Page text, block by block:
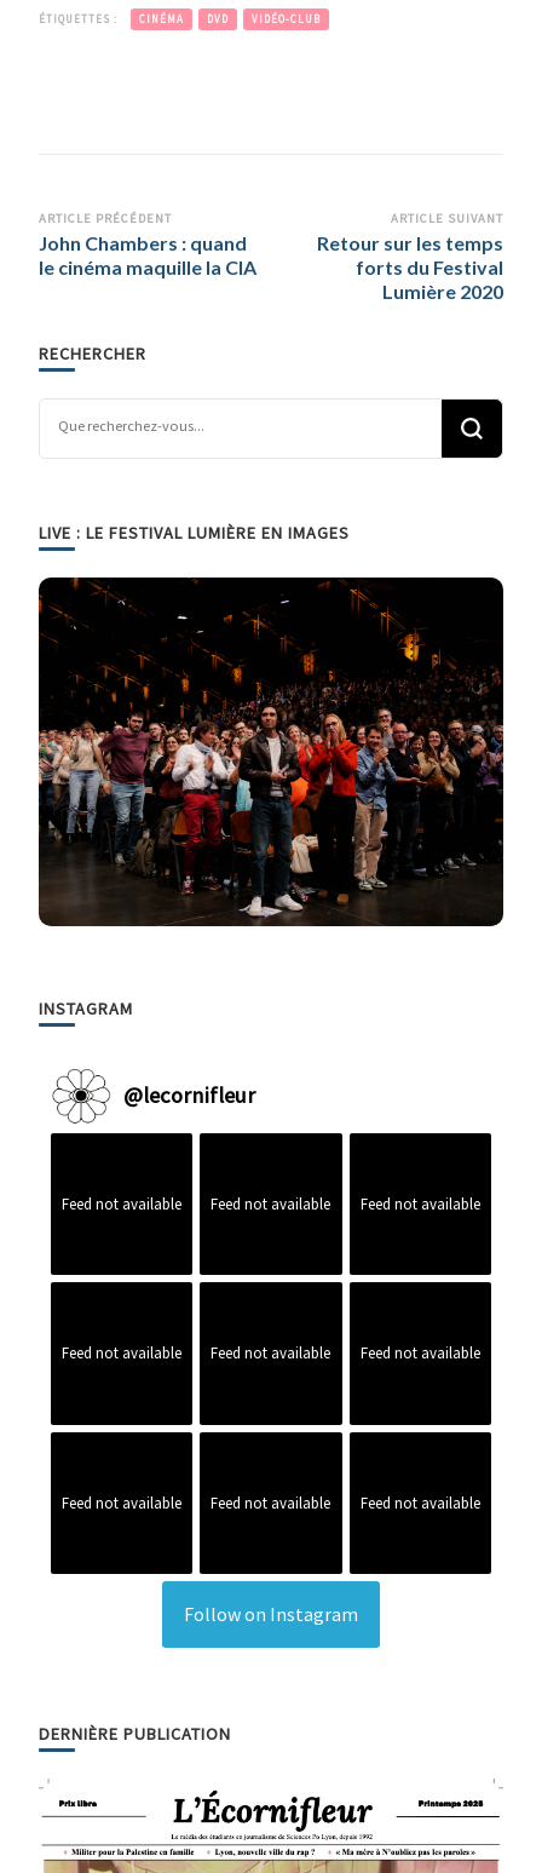
ÉTIQUETTES : CINÉMA DVD VIDÉO-CLUB
Navigation
d’article
ARTICLE PRÉCÉDENT
John Chambers : quand
le cinéma maquille la CIA
ARTICLE SUIVANT
Retour sur les temps
forts du Festival
Lumière 2020
RECHERCHER
LIVE : LE FESTIVAL LUMIÈRE EN IMAGES
INSTAGRAM
@lecornifleur
Feed not available Feed not available Feed not available
Feed not available Feed not available Feed not available
Feed not available Feed not available Feed not available
Follow on Instagram
DERNIÈRE PUBLICATION